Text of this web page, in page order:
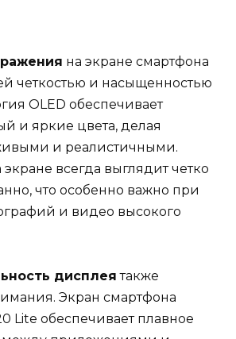
на экране смартфона
четкостью и насыщенностью
OLED обеспечивает
и яркие цвета, делая
и реалистичными.
всегда выглядит четко
что особенно важно при
и видео высокого
дисплея также
Экран смартфона
Lite обеспечивает плавное